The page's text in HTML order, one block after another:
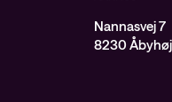
Nannasvej 7
8230 Åbyhøj